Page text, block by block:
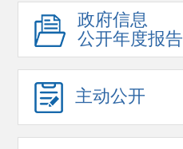
政府信息
公开年度报告
主动公开